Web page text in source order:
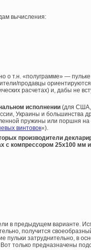
вычисления:
о т.н. «полуграмме» —
продавцы
расчетах) и, дабы не
исполнении (для США,
Украины и большинства
пружины или поршня
винтовок«).
производители
с компрессором 25х100 мм
в предыдущем варианте.
получится
пульки затруднительно, в
только предназначены